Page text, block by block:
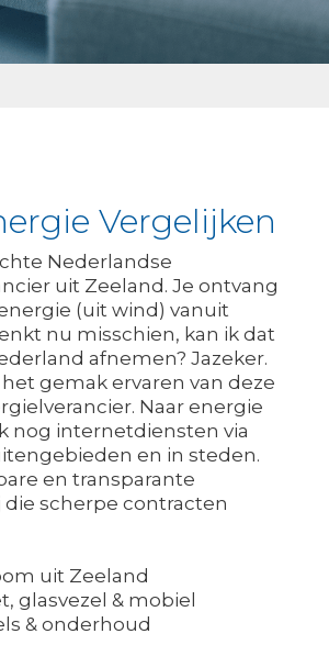
Vergelijken
Nederlandse
uit Zeeland. Je ontvang
(uit wind) vanuit
nu misschien, kan ik dat
afnemen? Jazeker.
gemak ervaren van deze
Naar energie
nog internetdiensten via
en in steden.
en transparante
scherpe contracten
uit Zeeland
glasvezel & mobiel
& onderhoud